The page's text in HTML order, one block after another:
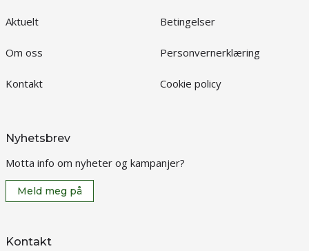
Aktuelt
Om oss
Kontakt
Betingelser
Personvernerklæring
Cookie policy
Nyhetsbrev
Motta info om nyheter og kampanjer?
Meld meg på
Kontakt